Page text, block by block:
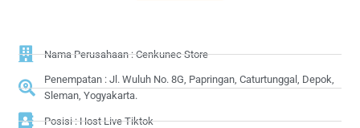
Nama Perusahaan : Cenkunec Store
Penempatan : Jl. Wuluh No. 8G, Papringan, Caturtunggal, Depok,
Sleman, Yogyakarta.
Posisi : Host Live Tiktok